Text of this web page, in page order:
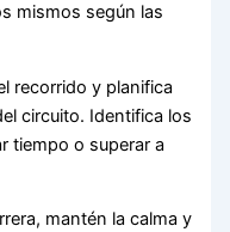
mismos según las
recorrido y planifica
circuito. Identifica los
tiempo o superar a
mantén la calma y